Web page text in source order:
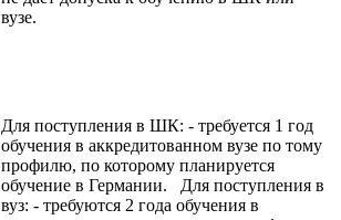
вузе.
Для поступления в ШК: - требуется 1 год
обучения в аккредитованном вузе по тому
профилю, по которому планируется
обучение в Германии. Для поступления в
вуз: - требуются 2 года обучения в